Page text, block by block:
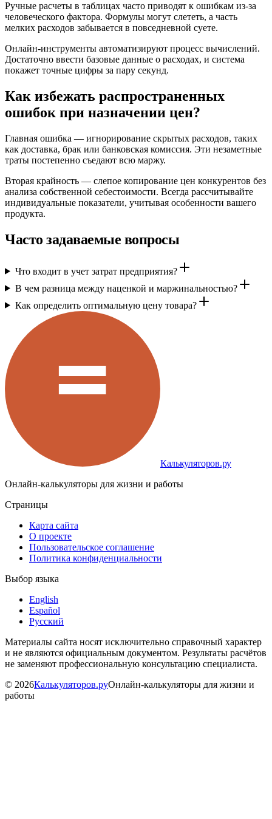
Ручные расчеты в таблицах часто приводят к ошибкам из-за
человеческого фактора. Формулы могут слететь, а часть
мелких расходов забывается в повседневной суете.
Онлайн-инструменты автоматизируют процесс вычислений.
Достаточно ввести базовые данные о расходах, и система
покажет точные цифры за пару секунд.
Как избежать распространенных
ошибок при назначении цен?
Главная ошибка — игнорирование скрытых расходов, таких
как доставка, брак или банковская комиссия. Эти незаметные
траты постепенно съедают всю маржу.
Вторая крайность — слепое копирование цен конкурентов без
анализа собственной себестоимости. Всегда рассчитывайте
индивидуальные показатели, учитывая особенности вашего
продукта.
Часто задаваемые вопросы
Что входит в учет затрат предприятия?
В чем разница между наценкой и маржинальностью?
Как определить оптимальную цену товара?
Калькуляторов.ру
Онлайн-калькуляторы для жизни и работы
Страницы
Карта сайта
О проекте
Пользовательское соглашение
Политика конфиденциальности
Выбор языка
English
Español
Русский
Материалы сайта носят исключительно справочный характер
и не являются официальным документом. Результаты расчётов
не заменяют профессиональную консультацию специалиста.
© 2026Калькуляторов.руОнлайн-калькуляторы для жизни и
работы